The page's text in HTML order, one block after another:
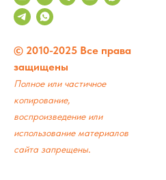
© 2010-2025 Все права
защищены
Полное или частичное
копирование,
воспроизведение или
использование материалов
сайта запрещены.